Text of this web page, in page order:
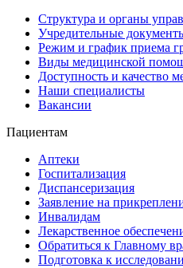
Структура и органы
Учредительные
Режим и график приема
Виды медицинской
Доступность и качество
Наши специалисты
Вакансии
Пациентам
Аптеки
Госпитализация
Диспансеризация
Заявление на
Инвалидам
Лекарственное
Обратиться к Главному
Подготовка к